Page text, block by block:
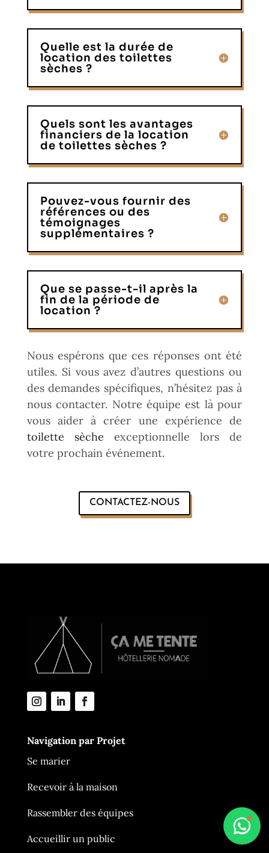
Quelle est la durée de
location des toilettes
sèches ?
Quels sont les avantages
financiers de la location
de toilettes sèches ?
Pouvez-vous fournir des
références ou des
témoignages
supplémentaires ?
Que se passe-t-il après la
fin de la période de
location ?
Nous espérons que ces réponses ont été
utiles. Si vous avez d’autres questions ou
des demandes spécifiques, n’hésitez pas à
nous contacter. Notre équipe est là pour
vous aider à créer une expérience de
toilette sèche exceptionnelle lors de
votre prochain événement.
CONTACTEZ-NOUS
Navigation par Projet
Se marier
Recevoir à la maison
Rassembler des équipes
Accueillir un public